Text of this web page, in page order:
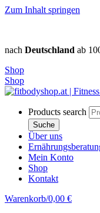
Zum Inhalt springen
nach Deutschland ab
Shop
Shop
Products search
Suche
Über uns
Mein Konto
Shop
Kontakt
Warenkorb/0,00 €